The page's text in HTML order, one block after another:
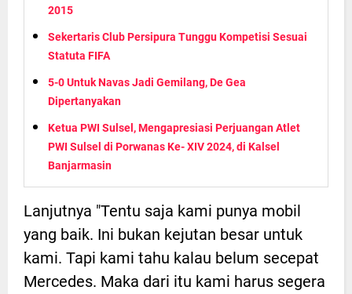
2015
Sekertaris Club Persipura Tunggu Kompetisi Sesuai
Statuta FIFA
5-0 Untuk Navas Jadi Gemilang, De Gea
Dipertanyakan
Ketua PWI Sulsel, Mengapresiasi Perjuangan Atlet
PWI Sulsel di Porwanas Ke- XIV 2024, di Kalsel
Banjarmasin
Lanjutnya "Tentu saja kami punya mobil
yang baik. Ini bukan kejutan besar untuk
kami. Tapi kami tahu kalau belum secepat
Mercedes. Maka dari itu kami harus segera